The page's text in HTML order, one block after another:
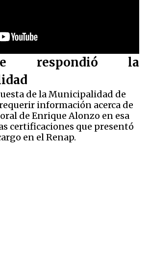
respondió la
de la Municipalidad de
información acerca de
de Enrique Alonzo en esa
certificaciones que presentó
en el Renap.